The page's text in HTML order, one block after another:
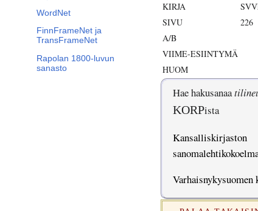
WordNet
FinnFrameNet ja
TransFrameNet
Rapolan 1800-luvun
sanasto
KIRJA
SIVU
226
A/B
VIIME-ESIINTYMÄ
HUOM
Hae hakusanaa
KORPista
Kansalliskirjaston
Varhaisnykysuomen